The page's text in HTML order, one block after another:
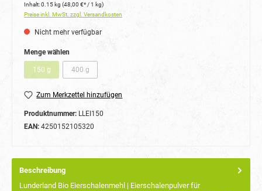
Inhalt:0.15 kg (48,00 €* / 1 kg)
Preise inkl. MwSt. zzgl. Versandkosten
Nicht mehr verfügbar
Menge wählenauswählen
150 g(Diese Option ist zurzeit nicht verfügbar.)
400 g(Diese Option ist zurzeit nicht verfügbar.)
Zum Merkzettel hinzufügen
Produktnummer: LLEI150
EAN: 4250152105320
Beschreibung
Lunderland Bio Eierschalenmehl | Eierschalenpulver für